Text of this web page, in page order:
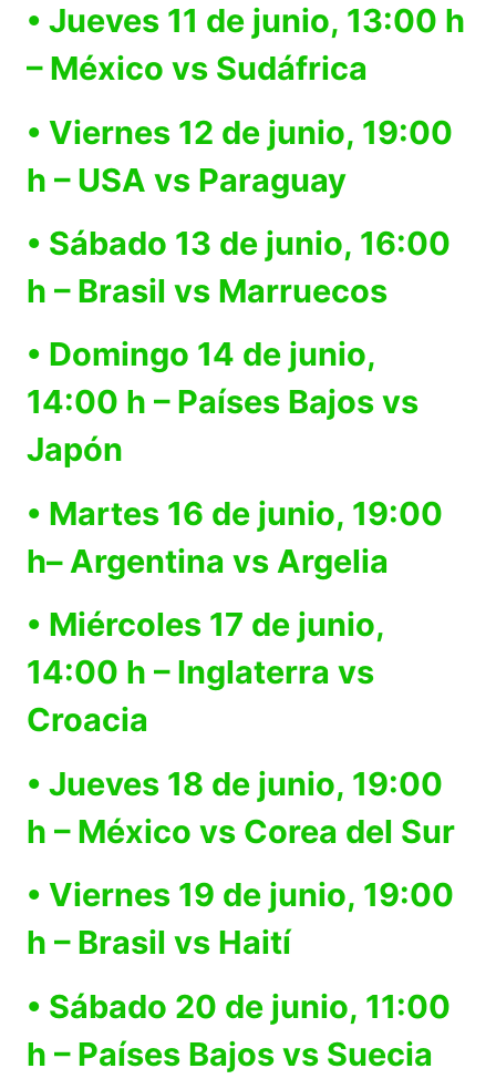
• Jueves 11 de junio, 13:00 h
– México vs Sudáfrica
• Viernes 12 de junio, 19:00
h – USA vs Paraguay
• Sábado 13 de junio, 16:00
h – Brasil vs Marruecos
• Domingo 14 de junio,
14:00 h – Países Bajos vs
Japón
• Martes 16 de junio, 19:00
h– Argentina vs Argelia
• Miércoles 17 de junio,
14:00 h – Inglaterra vs
Croacia
• Jueves 18 de junio, 19:00
h – México vs Corea del Sur
• Viernes 19 de junio, 19:00
h – Brasil vs Haití
• Sábado 20 de junio, 11:00
h – Países Bajos vs Suecia